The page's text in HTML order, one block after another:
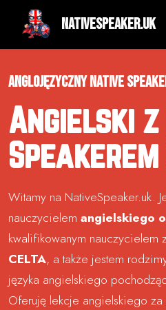
NativeSpeaker.UK
Anglojęzyczny native
Angielski
Witamy na NativeSpeaker.uk.
nauczycielem angielskiego
kwalifikowanym nauczycielem
CELTA, a także jestem
języka angielskiego
Oferuję lekcje angielskiego